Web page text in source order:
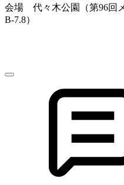
会場 代々木公園（第96回
B-7.8）